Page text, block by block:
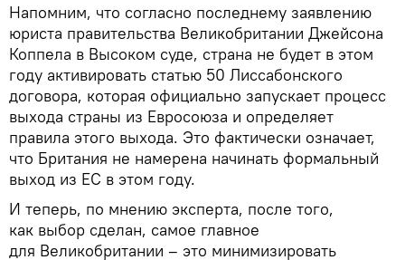
Напомним, что согласно последнему заявлению
юриста правительства Великобритании Джейсона
Коппела в Высоком суде, страна не будет в этом
году активировать статью 50 Лиссабонского
договора, которая официально запускает процесс
выхода страны из Евросоюза и определяет
правила этого выхода. Это фактически означает,
что Британия не намерена начинать формальный
выход из ЕС в этом году.
И теперь, по мнению эксперта, после того,
как выбор сделан, самое главное
для Великобритании – это минимизировать